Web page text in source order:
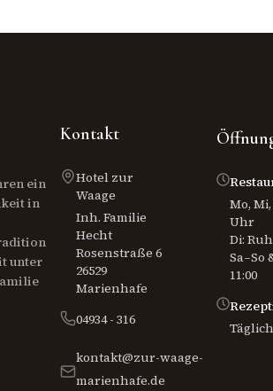
ein
in
unter
Kontakt
Hotel zur
Waage
Inh. Familie
Hecht
Rosenstraße 6
26529
Marienhafe
04934 - 316
kontakt@zur-waage-
marienhafe.de
Mo, Mi,
Uhr
Di:
Sa–So
11:00